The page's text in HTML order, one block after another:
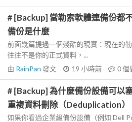
# [Backup] 當勒索軟體連備份都
備份是什麼
前面幾篇提過一個殘酷的現實：現在的
往往不是你的正式資料，...
由 RainPan 發文 19 小時前 0個
# [Backup] 為什麼備份設備可以
重複資料刪除（Deduplication）
如果你看過企業級備份設備（例如 Dell